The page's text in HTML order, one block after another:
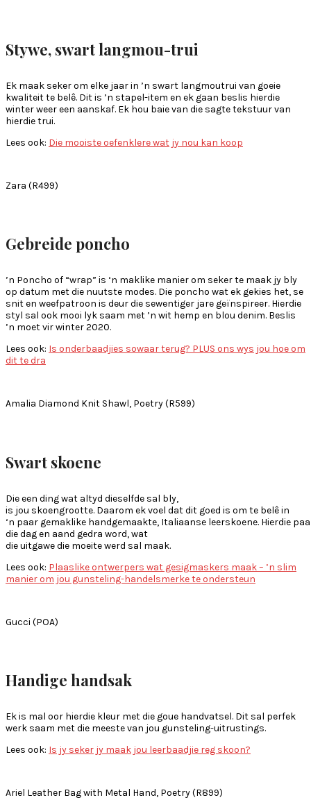
Stywe, swartlangmou-trui
Ek maak seker om elke jaar in ’n swart langmoutrui van goeie
kwaliteit te belê. Dit is ’n stapel-item en ek gaan beslis hierdie
winter weer een aanskaf. Ek hou baie van die sagte tekstuur van
hierdie trui.
Lees ook: Die mooiste oefenklere wat jy nou kan koop
Zara (R499)
Gebreide poncho
’n Poncho of “wrap” is ‘n maklike manier om seker te maak jy bly
op datum met die nuutste modes. Die poncho wat ek gekies het, se
snit en weefpatroon is deur die sewentiger jare geïnspireer. Hierdie
styl sal ook mooi lyk saam met ’n wit hemp en blou denim. Beslis
’n moet vir winter 2020.
Lees ook: Is onderbaadjies sowaar terug? PLUS ons wys jou hoe om
dit te dra
Amalia Diamond Knit Shawl, Poetry (R599)
Swart skoene
Die een ding wat altyd dieselfde sal bly,
is jou skoengrootte. Daarom ek voel dat dit goed is om te belê in
‘n paar gemaklike handgemaakte, Italiaanse leerskoene. Hierdie
die dag en aand gedra word, wat
die uitgawe die moeite werd sal maak.
Lees ook: Plaaslike ontwerpers wat gesigmaskers maak – ’n slim
manier om jou gunsteling-handelsmerke te ondersteun
Gucci (POA)
Handige handsak
Ek is mal oor hierdie kleur met die goue handvatsel. Dit sal perfek
werk saam met die meeste van jou gunsteling-uitrustings.
Lees ook: Is jy seker jy maak jou leerbaadjie reg skoon?
Ariel Leather Bag with Metal Hand, Poetry (R899)